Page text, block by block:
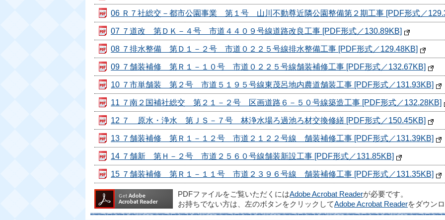
06 Ｒ７社総交－都市公園事業 第１号 山川不動尊近隣公園整備第２期工事 [PDF形式／
07 ７道改 第ＤＫ－４号 市道４４０９号線道路改良工事 [PDF形式／130.89KB]
08 ７排水整備 第Ｄ１－２号 市道０２２５号線排水整備工事 [PDF形式／129.48KB]
09 ７舗装補修 第Ｒ１－１０号 市道０２２５号線舗装補修工事 [PDF形式／132.67KB]
10 ７市単舗装 第２号 市道５１９５号線東茂呂地内農道舗装工事 [PDF形式／131.93KB]
11 ７南２国補社総交 第２１－２号 区画道路６－５０号線築造工事 [PDF形式／132.28KB]
12 ７ 原水・浄水 第ＪＳ－７号 林浄水場ろ過池ろ材交換修繕 [PDF形式／150.45KB]
13 ７舗装補修 第Ｒ１－１２号 市道２１２２号線 舗装補修工事 [PDF形式／131.39KB]
14 ７舗新 第Ｈ－２号 市道２５６０号線舗装新設工事 [PDF形式／131.85KB]
15 ７舗装補修 第Ｒ１－１１号 市道２３９６号線 舗装補修工事 [PDF形式／131.35KB]
PDFファイルをご覧いただくにはAdobe Acrobat Readerが必要です。
お持ちでない方は、左のボタンをクリックしてAdobe Acrobat Readerをダウン